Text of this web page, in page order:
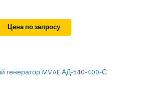
Цена по запросу